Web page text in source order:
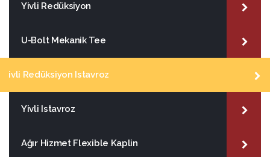
Yivli Redüksiyon
U-Bolt Mekanik Tee
ivli Redüksiyon Istavroz
Yivli Istavroz
Ağır Hizmet Flexible Kaplin